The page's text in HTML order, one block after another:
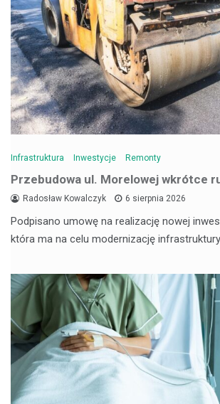
Infrastruktura Inwestycje Remonty
Przebudowa ul. Morelowej wkrótce
Radosław Kowalczyk 6 sierpnia 2026
Podpisano umowę na realizację nowej
która ma na celu modernizację infrastruktury